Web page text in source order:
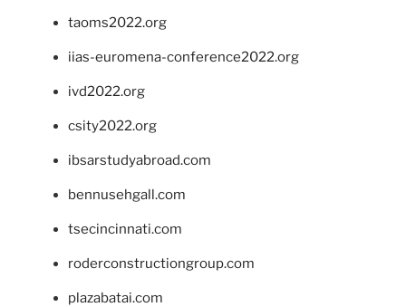
taoms2022.org
iias-euromena-conference2022.org
ivd2022.org
csity2022.org
ibsarstudyabroad.com
bennusehgall.com
tsecincinnati.com
roderconstructiongroup.com
plazabatai.com